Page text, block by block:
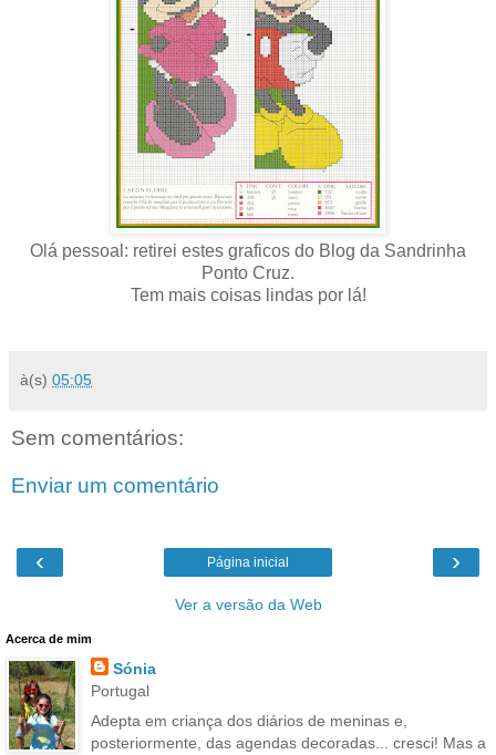
Olá pessoal: retirei estes graficos do Blog da Sandrinha
Ponto Cruz.
Tem mais coisas lindas por lá!
à(s) 05:05
Sem comentários:
Enviar um comentário
‹ ›
Página inicial
Ver a versão da Web
Acerca de mim
Sónia
Portugal
Adepta em criança dos diários de meninas e,
posteriormente, das agendas decoradas... cresci! Mas a